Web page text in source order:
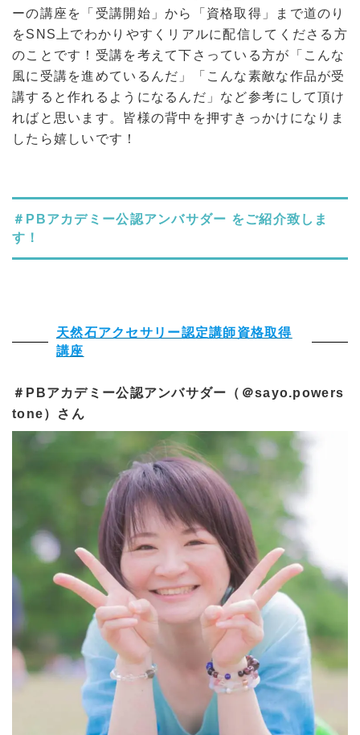
ーの講座を「受講開始」から「資格取得」まで道のり
をSNS上でわかりやすくリアルに配信してくださる方
のことです！受講を考えて下さっている方が「こんな
風に受講を進めているんだ」「こんな素敵な作品が受
講すると作れるようになるんだ」など参考にして頂け
ればと思います。皆様の背中を押すきっかけになりま
したら嬉しいです！
＃PBアカデミー公認アンバサダー をご紹介致しま
す！
天然石アクセサリー認定講師資格取得
講座
＃PBアカデミー公認アンバサダー（＠sayo.powers
tone）さん